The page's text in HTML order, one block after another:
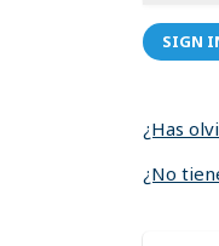
SIGN
¿Has
¿No